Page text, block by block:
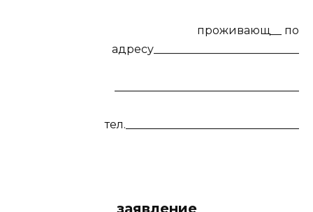
проживающ__ по
адресу__________________________
тел._______________________________
заявление